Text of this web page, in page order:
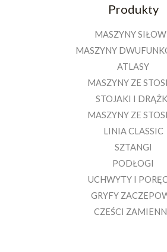
Produkty
MASZYNY
MASZYNY
ATLASY
MASZYNY ZE
STOJAKI I
MASZYNY ZE
LINIA CLASSIC
SZTANGI
PODŁOGI
UCHWYTY I
GRYFY
CZEŚCI